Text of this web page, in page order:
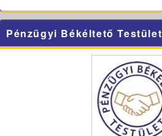
Pénzügyi Békéltető Testület